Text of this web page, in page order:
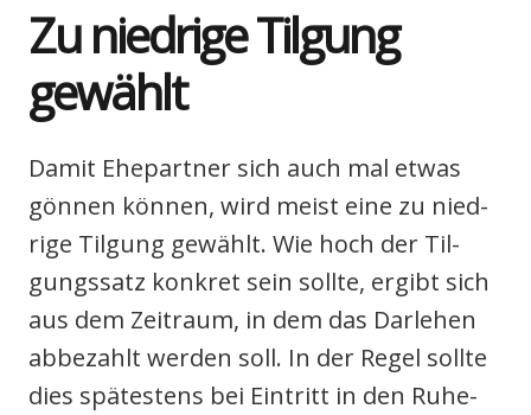
Zu nied­ri­ge Til­gung
gewählt
Damit Ehe­part­ner sich auch mal etwas
gön­nen kön­nen, wird meist eine zu nied­
ri­ge Til­gung gewählt. Wie hoch der Til­
gungs­satz kon­kret sein soll­te, ergibt sich
aus dem Zeit­raum, in dem das Dar­le­hen
abbe­zahlt wer­den soll. In der Regel soll­te
dies spä­tes­tens bei Ein­tritt in den Ruhe­